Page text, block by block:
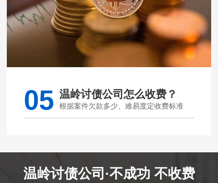
05 温岭讨债公司怎么收费？
根据案件欠款多少、难易度定收费标准
温岭讨债公司·不成功 不收费